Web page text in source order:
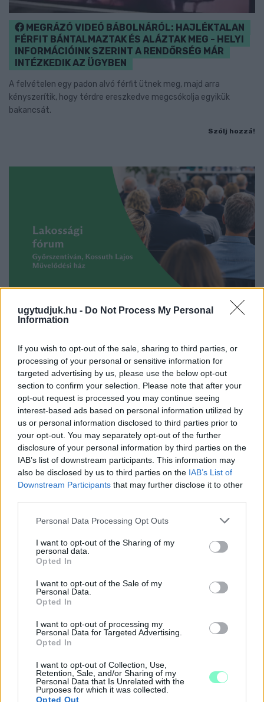
ugytudjuk.hu - Do Not Process My Personal
Information
If you wish to opt-out of the sale, sharing to third parties, or
processing of your personal or sensitive information for
targeted advertising by us, please use the below opt-out
section to confirm your selection. Please note that after your
opt-out request is processed you may continue seeing
interest-based ads based on personal information utilized by
us or personal information disclosed to third parties prior to
your opt-out. You may separately opt-out of the further
disclosure of your personal information by third parties on the
IAB’s list of downstream participants. This information may
also be disclosed by us to third parties on the IAB’s List of
Downstream Participants that may further disclose it to other
Please note that this website/app uses one or more Google
not limited to your visit or usage behaviour. You may click to
grant or deny consent to Google and its third-party tags to
use your data for below specified purposes in below Google
consent section.
Personal Data Processing Opt Outs
I want to opt-out of the Sharing of my
personal data.
Opted In
I want to opt-out of the Sale of my
Personal Data.
Opted In
I want to opt-out of processing my
Personal Data for Targeted Advertising.
Opted In
I want to opt-out of Collection, Use,
Retention, Sale, and/or Sharing of my
Personal Data that Is Unrelated with the
Purposes for which it was collected.
Opted Out
MEGRÁZÓ VIDEÓ BÁBOLNÁRÓL: HAJLÉKTALAN
FÉRFIT BÁNTALMAZTAK ÉS ALÁZTAK MEG - HELYI
INFORMÁCIÓINK SZERINT A RENDŐRSÉG MÁR
INTÉZKEDIK AZ ÜGYBEN
A felvételen egy padon alvó férfit ütnek meg, majd arra
kényszerítik, hogy térdre ereszkedve megcsókolja egyikük
bakancsát.
Szólj hozzá!
LAKOSSÁGI FÓRUMON MUTATJÁK BE A
GYŐRSZENTIVÁNI KÖR TÉR FELÚJÍTÁSÁNAK
TERVEIT
Augusztus 6-án a beruházás ütemezéséről és az új kerékpárút
építéséről is tájékoztatják az érdeklődőket.
Szólj hozzá!
A NAPOKBAN BEFEJEZŐDIK A GYŐRI
DÍSZKIVILÁGÍTÁS LEKAPCSOLÁSA
A város 77 helyszínén zajlik a munkavégzés, a Győr Projekt
kezelésében lévő épületek egy részét is érinti az intézkedés.